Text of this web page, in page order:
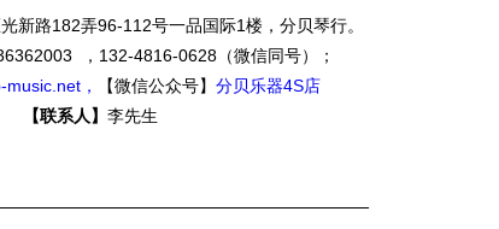
光新路182弄96-112号一品国际1楼，分贝琴行。
，132-4816-0628（微信同号）；
music.net， 【微信公众号】 分贝乐器4S店
【联系人】 李先生